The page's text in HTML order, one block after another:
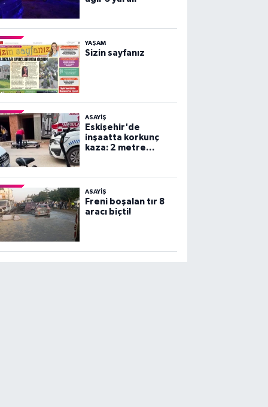
YAŞAM
Sizin sayfanız
ASAYİŞ
Eskişehir'de
inşaatta korkunç
kaza: 2 metre
ASAYİŞ
Freni boşalan tır 8
aracı biçti!